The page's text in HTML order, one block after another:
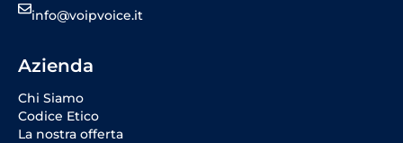
info@voipvoice.it
Azienda
Chi Siamo
Codice Etico
La nostra offerta